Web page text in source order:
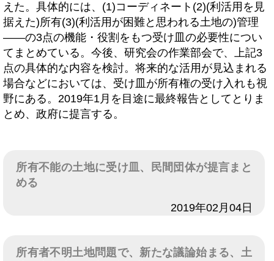
えた。具体的には、(1)コーディネート(2)(利活用を見
据えた)所有(3)(利活用が困難と思われる土地の)管理
――の3点の機能・役割をもつ受け皿の必要性につい
てまとめている。今後、研究会の作業部会で、上記3
点の具体的な内容を検討。将来的な活用が見込まれる
場合などにおいては、受け皿が所有権の受け入れも視
野にある。2019年1月を目途に最終報告としてとりま
とめ、政府に提言する。
所有不能の土地に受け皿、民間団体が提言まと
める
2019年02月04日
所有者不明土地問題で、新たな議論始まる、土